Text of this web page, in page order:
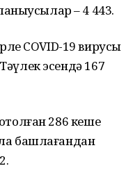
– 4 443.
COVID-19 вирусы
эсендә 167
286 кеше
башлағандан